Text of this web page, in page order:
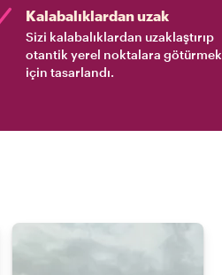
Kalabalıklardan uzak
Sizi kalabalıklardan uzaklaştırıp
otantik yerel noktalara götürmek
için tasarlandı.